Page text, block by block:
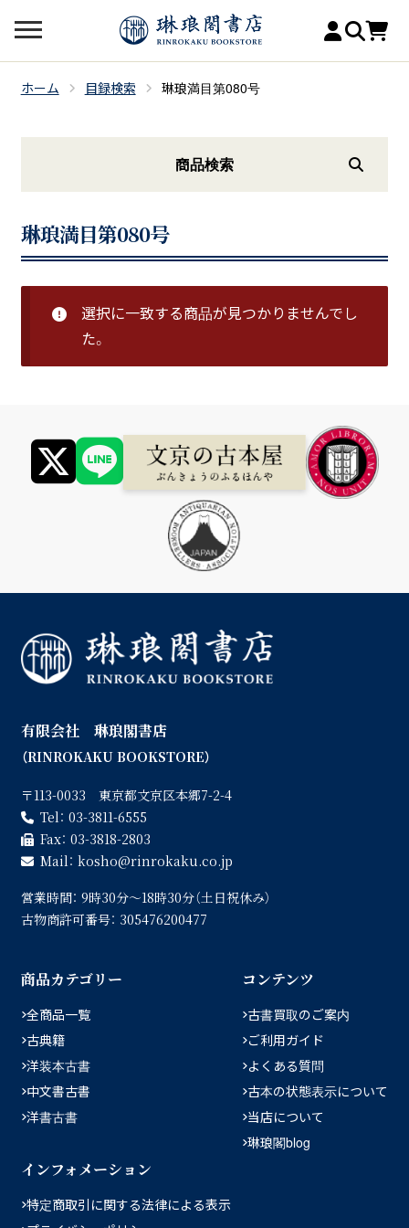
ホーム 目録検索 琳琅満目第080号
琳琅満目第080号
選択に一致する商品が見つかりませんでし
た。
商品検索
有限会社 琳琅閣書店
（RINROKAKU BOOKSTORE）
〒113-0033 東京都文京区本郷7-2-4
Tel： 03-3811-6555
Fax： 03-3818-2803
Mail： kosho
rinrokaku.co.jp
営業時間： 9時30分〜18時30分（土日祝休み）
古物商許可番号： 305476200477
商品カテゴリー
全商品一覧
古典籍
洋装本古書
中文書古書
洋書古書
コンテンツ
古書買取のご案内
ご利用ガイド
よくある質問
古本の状態表示について
当店について
琳琅閣blog
インフォメーション
特定商取引に関する法律による表示